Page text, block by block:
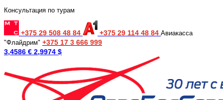
Консультация по турам
+375 29 508 48 84 +375 29 114 48 84 Авиакасса
"Флайдрим" +375 17 3 666 999
3,4586 € 2,9974 $